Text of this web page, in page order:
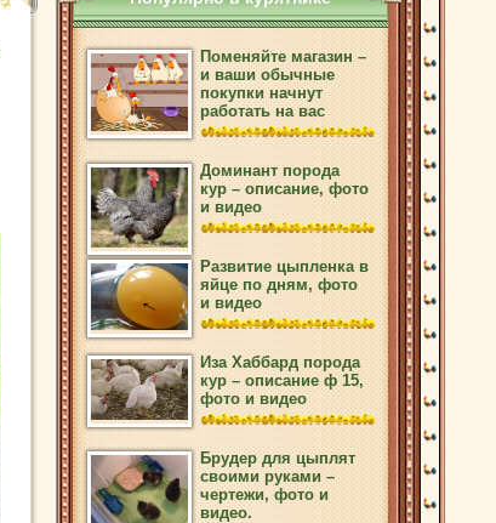
Поменяйте магазин –
и ваши обычные
покупки начнут
работать на вас
Доминант порода
кур – описание, фото
и видео
Развитие цыпленка в
яйце по дням, фото
и видео
Иза Хаббард порода
кур – описание ф 15,
фото и видео
Брудер для цыплят
своими руками –
чертежи, фото и
видео.